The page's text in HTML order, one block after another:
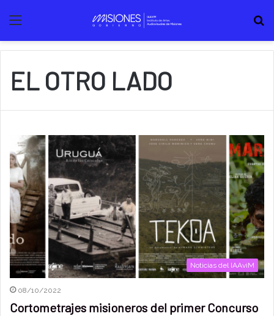
EL OTRO LADO
Noticias del IAAviM
08/10/2022
Cortometrajes misioneros del primer Concurso